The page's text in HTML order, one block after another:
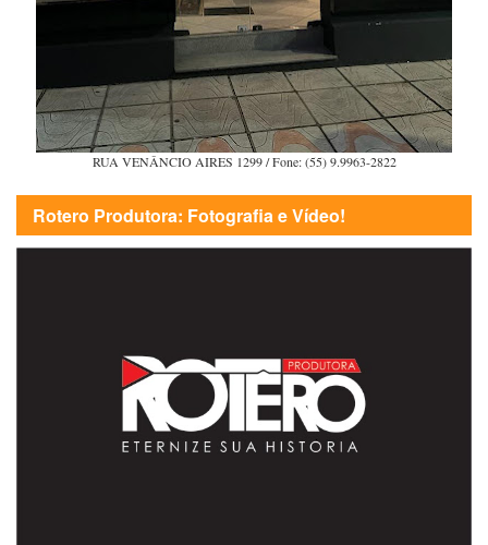
RUA VENÂNCIO AIRES 1299 / Fone: (55) 9.9963-2822
Rotero Produtora: Fotografia e Vídeo!